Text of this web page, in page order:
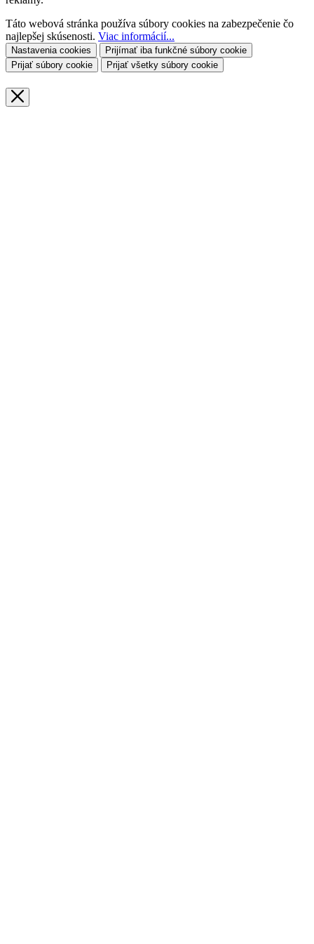
Táto webová stránka používa súbory cookies na zabezpečenie čo
najlepšej skúsenosti. Viac informácií...
Nastavenia cookies
Prijímať iba funkčné súbory cookie
Prijať súbory cookie
Prijať všetky súbory cookie